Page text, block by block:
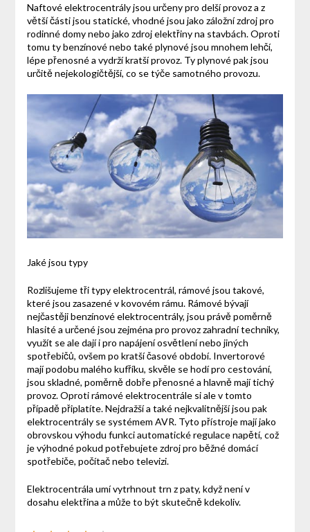
Naftové elektrocentrály jsou určeny pro delší provoz a z
větší části jsou statické, vhodné jsou jako záložní zdroj pro
rodinné domy nebo jako zdroj elektřiny na stavbách. Oproti
tomu ty benzínové nebo také plynové jsou mnohem lehčí,
lépe přenosné a vydrží kratší provoz. Ty plynové pak jsou
určitě nejekologičtější, co se týče samotného provozu.
Jaké jsou typy
Rozlišujeme tři typy elektrocentrál, rámové jsou takové,
které jsou zasazené v kovovém rámu. Rámové bývají
nejčastěji benzínové elektrocentrály, jsou právě poměrně
hlasité a určené jsou zejména pro provoz zahradní techniky,
využít se ale dají i pro napájení osvětlení nebo jiných
spotřebičů, ovšem po kratší časové období. Invertorové
mají podobu malého kufříku, skvěle se hodí pro cestování,
jsou skladné, poměrně dobře přenosné a hlavně mají tichý
provoz. Oproti rámové elektrocentrále si ale v tomto
případě připlatíte. Nejdražší a také nejkvalitnější jsou pak
elektrocentrály se systémem AVR. Tyto přístroje mají jako
obrovskou výhodu funkci automatické regulace napětí, což
je výhodné pokud potřebujete zdroj pro běžné domácí
spotřebiče, počítač nebo televizi.
Elektrocentrála umí vytrhnout trn z paty, když není v
dosahu elektřina a může to být skutečně kdekoliv.